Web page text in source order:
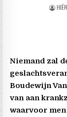
Niemand zal
Boudewijn
van aan
waarvoor